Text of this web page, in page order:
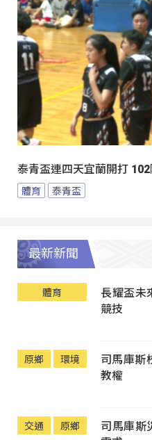
泰青盃連四天宜蘭開打
體育 泰青盃
最新新聞
體育
長耀盃未
競技
原鄉 環境
司馬庫斯
教權
交通 原鄉
司馬庫斯